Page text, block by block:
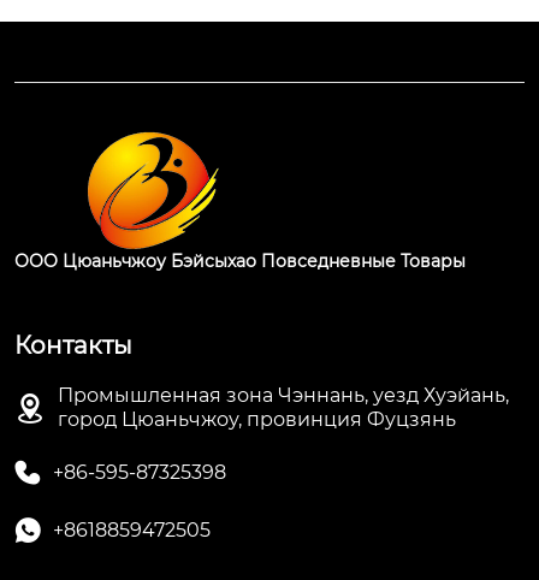
ООО Цюаньчжоу Бэйсыхао Повседневные Товары
Контакты

Промышленная зона Чэннань, уезд Хуэйань,
город Цюаньчжоу, провинция Фуцзянь
 +86-595-87325398
 +8618859472505